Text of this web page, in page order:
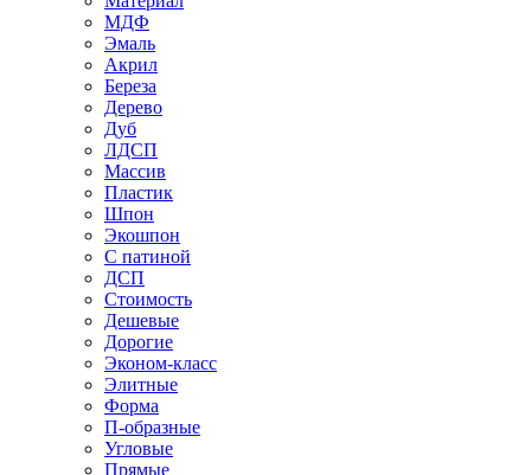
МДФ
Эмаль
Акрил
Береза
Дерево
Дуб
ЛДСП
Массив
Пластик
Шпон
Экошпон
С патиной
ДСП
Стоимость
Дешевые
Дорогие
Эконом-класс
Элитные
Форма
П-образные
Угловые
Прямые